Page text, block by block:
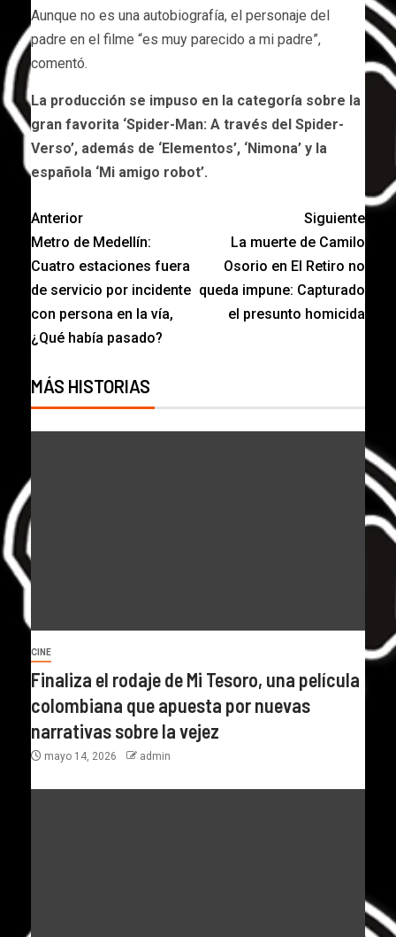
Aunque no es una autobiografía, el personaje del
padre en el filme “es muy parecido a mi padre”,
comentó.
La producción se impuso en la categoría sobre la
gran favorita ‘Spider-Man: A través del Spider-
Verso’, además de ‘Elementos’, ‘Nimona’ y la
española ‘Mi amigo robot’.
Anterior
Metro de Medellín:
Cuatro estaciones fuera
de servicio por incidente
con persona en la vía,
¿Qué había pasado?
Siguiente
La muerte de Camilo
Osorio en El Retiro no
queda impune: Capturado
el presunto homicida
MÁS HISTORIAS
CINE
Finaliza el rodaje de Mi Tesoro, una película
colombiana que apuesta por nuevas
narrativas sobre la vejez
mayo 14, 2026 admin